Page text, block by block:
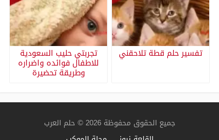
تفسير حلم قطة تلاحقني تجربتي حليب السعودية
للاطفال فوائده واضراره
وطريقة تحضيرة
جميع الحقوق محفوظة 2026 © حلم العرب